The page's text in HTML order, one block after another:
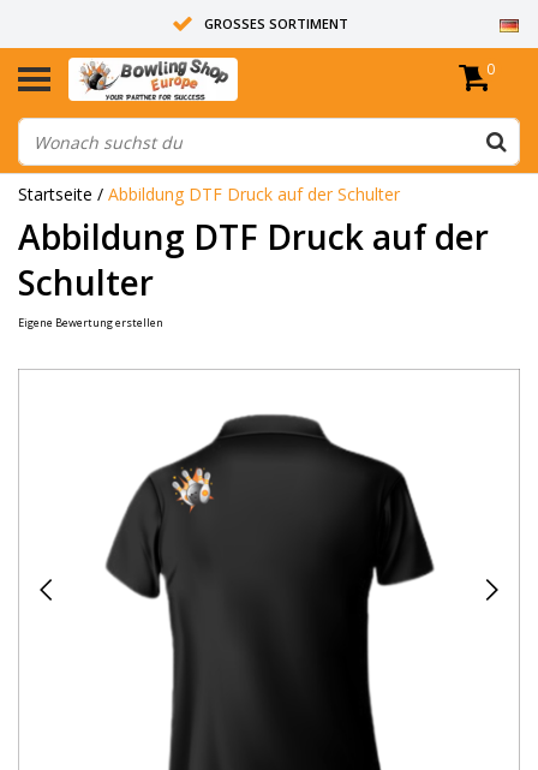
GROSSES SORTIMENT
14 TAGE RÜCKGABERECHT
ALLE BOWLINGKUGELN SIND UNGEBOHRT
0
Startseite / Abbildung DTF Druck auf der Schulter
Abbildung DTF Druck auf der
Schulter
Eigene Bewertung erstellen